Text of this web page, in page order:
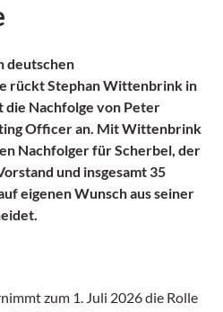
deutschen
rückt Stephan Wittenbrink in
Nachfolge von Peter
Officer an. Mit Wittenbrink
Nachfolger für Scherbel, der
und insgesamt 35
eigenen Wunsch aus seiner
zum 1. Juli 2026 die Rolle